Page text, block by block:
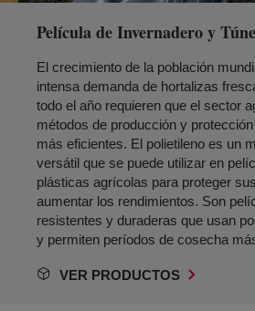
Película de Invernadero y
El crecimiento de la población
intensa demanda de hortalizas
todo el año requieren que el sector
métodos de producción y
más eficientes. El polietileno es un
versátil que se puede utilizar en
plásticas agrícolas para proteger
aumentar los rendimientos. Son
resistentes y duraderas que usan
y permiten períodos de cosecha
VER PRODUCTOS